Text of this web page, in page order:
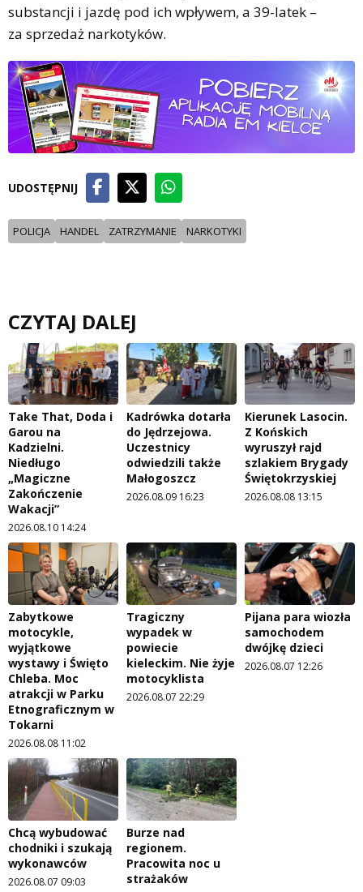
substancji i jazdę pod ich wpływem, a 39-latek –
za sprzedaż narkotyków.
UDOSTĘPNIJ
POLICJA HANDEL ZATRZYMANIE NARKOTYKI
CZYTAJ DALEJ
Take That, Doda i
Garou na
Kadzielni.
Niedługo
„Magiczne
Zakończenie
Wakacji”
2026.08.10 14:24
Kadrówka dotarła
do Jędrzejowa.
Uczestnicy
odwiedzili także
Małogoszcz
2026.08.09 16:23
Kierunek Lasocin.
Z Końskich
wyruszył rajd
szlakiem Brygady
Świętokrzyskiej
2026.08.08 13:15
Zabytkowe
motocykle,
wyjątkowe
wystawy i Święto
Chleba. Moc
atrakcji w Parku
Etnograficznym w
Tokarni
2026.08.08 11:02
Tragiczny
wypadek w
powiecie
kieleckim. Nie żyje
motocyklista
2026.08.07 22:29
Pijana para wiozła
samochodem
dwójkę dzieci
2026.08.07 12:26
Chcą wybudować
chodniki i szukają
wykonawców
2026.08.07 09:03
Burze nad
regionem.
Pracowita noc u
strażaków